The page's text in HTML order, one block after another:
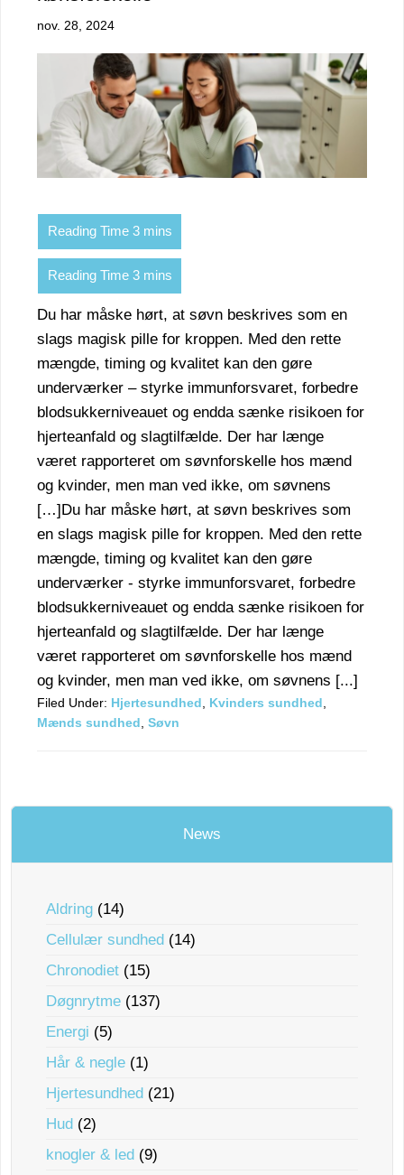
nov. 28, 2024
Du har måske hørt, at søvn beskrives som en
slags magisk pille for kroppen. Med den rette
mængde, timing og kvalitet kan den gøre
underværker – styrke immunforsvaret, forbedre
blodsukkerniveauet og endda sænke risikoen for
hjerteanfald og slagtilfælde. Der har længe
været rapporteret om søvnforskelle hos mænd
og kvinder, men man ved ikke, om søvnens
[…]Du har måske hørt, at søvn beskrives som
en slags magisk pille for kroppen. Med den rette
mængde, timing og kvalitet kan den gøre
underværker - styrke immunforsvaret, forbedre
blodsukkerniveauet og endda sænke risikoen for
hjerteanfald og slagtilfælde. Der har længe
været rapporteret om søvnforskelle hos mænd
og kvinder, men man ved ikke, om søvnens [...]
Filed Under: Hjertesundhed Kvinders sundhed
Mænds sundhed Søvn
News
Aldring (14)
Cellulær sundhed (14)
Chronodiet (15)
Døgnrytme (137)
Energi (5)
Hår & negle (1)
Hjertesundhed (21)
Hud (2)
knogler & led (9)